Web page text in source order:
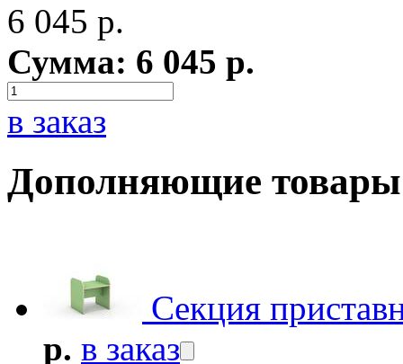
6 045 р.
Сумма: 6 045 р.
в заказ
Дополняющие товары
Секция
р. в заказ